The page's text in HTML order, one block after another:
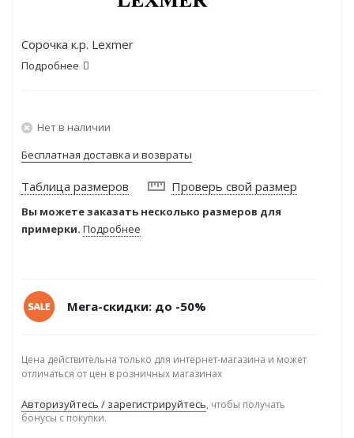
Сорочка к.р. Lexmer
Подробнее
Нет в наличии
Бесплатная доставка и возвраты
Таблица размеров Проверь свой размер
Вы можете заказать несколько размеров для
примерки. Подробнее
Мега-скидки: до -50%
Цена действительна только для интернет-магазина и может
отличаться от цен в розничных магазинах
Авторизуйтесь / зарегистрируйтесь, чтобы получать
бонусы с покупки.